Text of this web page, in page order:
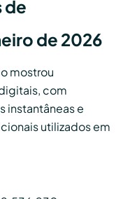
de
de 2026
mostrou
com
instantâneas e
utilizados em